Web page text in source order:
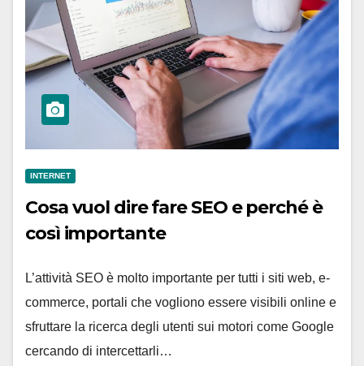
INTERNET
Cosa vuol dire fare SEO e perché è
così importante
L’attività SEO è molto importante per tutti i siti web, e-
commerce, portali che vogliono essere visibili online e
sfruttare la ricerca degli utenti sui motori come Google
cercando di intercettarli…